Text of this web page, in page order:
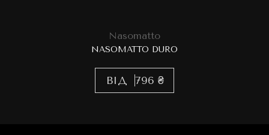
Nasomatto
NASOMATTO DURO
ВІД 796 ₴